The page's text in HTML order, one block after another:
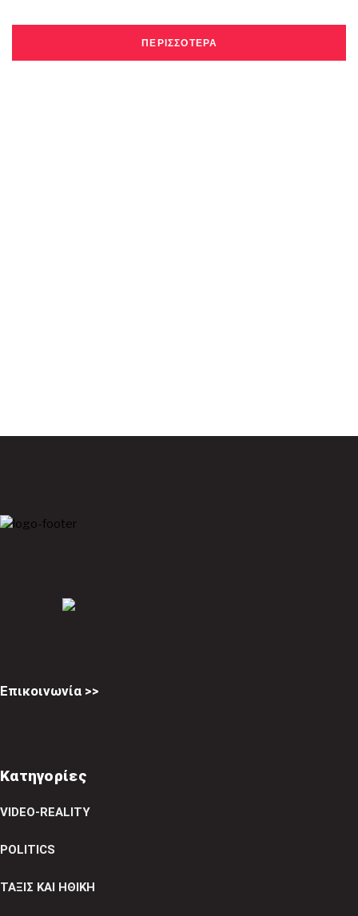
ΠΕΡΙΣΣΟΤΕΡΑ
Επικοινωνία >>
Κατηγορίες
VIDEO-REALITY
POLITICS
ΤΑΞΙΣ ΚΑΙ ΗΘΙΚΗ